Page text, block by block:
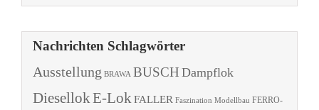
Nachrichten Schlagwörter
Ausstellung BRAWA BUSCH Dampflok
DiesellokE-LokFALLER Faszination Modellbau FERRO-